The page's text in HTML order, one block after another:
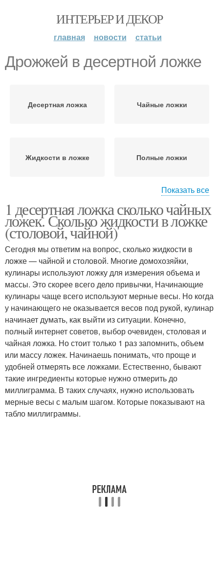
ИНТЕРЬЕР И ДЕКОР
главная новости статьи
Дрожжей в десертной ложке
Десертная ложка Чайные ложки
Жидкости в ложке Полные ложки
ложке
Ложка в миллилитрах
Уксус в ложке Воды в ложке
Ложки в миллилитрах Воды в неполной ложке
Ложка от чайной и
Показать все
1 десертная ложка сколько чайных
ложек. Сколько жидкости в ложке
(столовой, чайной)
Сегодня мы ответим на вопрос, сколько жидкости в
ложке — чайной и столовой. Многие домохозяйки,
кулинары используют ложку для измерения объема и
массы. Это скорее всего дело привычки, Начинающие
кулинары чаще всего используют мерные весы. Но когда
у начинающего не оказывается весов под рукой, кулинар
начинает думать, как выйти из ситуации. Конечно,
полный интернет советов, выбор очевиден, столовая и
чайная ложка. Но стоит только 1 раз запомнить, объем
или массу ложек. Начинаешь понимать, что проще и
удобней отмерять все ложками. Естественно, бывают
такие ингредиенты которые нужно отмерить до
миллиграмма. В таких случаях, нужно использовать
мерные весы с малым шагом. Которые показывают на
табло миллиграммы.